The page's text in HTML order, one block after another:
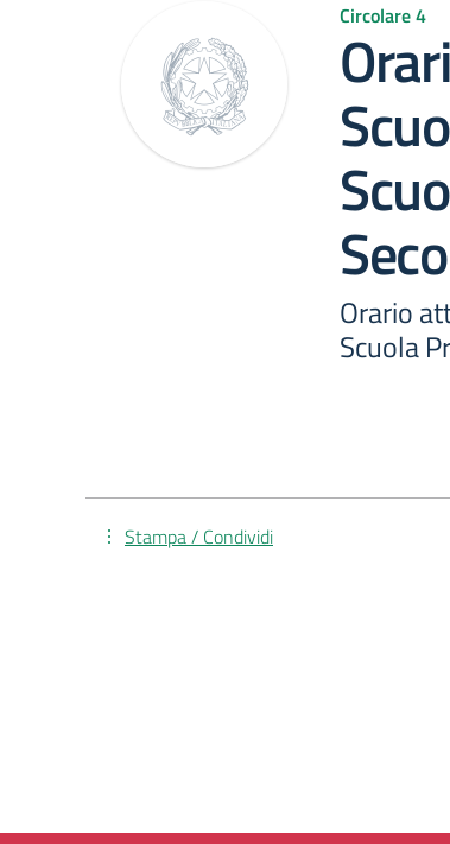
Circolare 4
Orario
Scuola
Stampa / Condividi